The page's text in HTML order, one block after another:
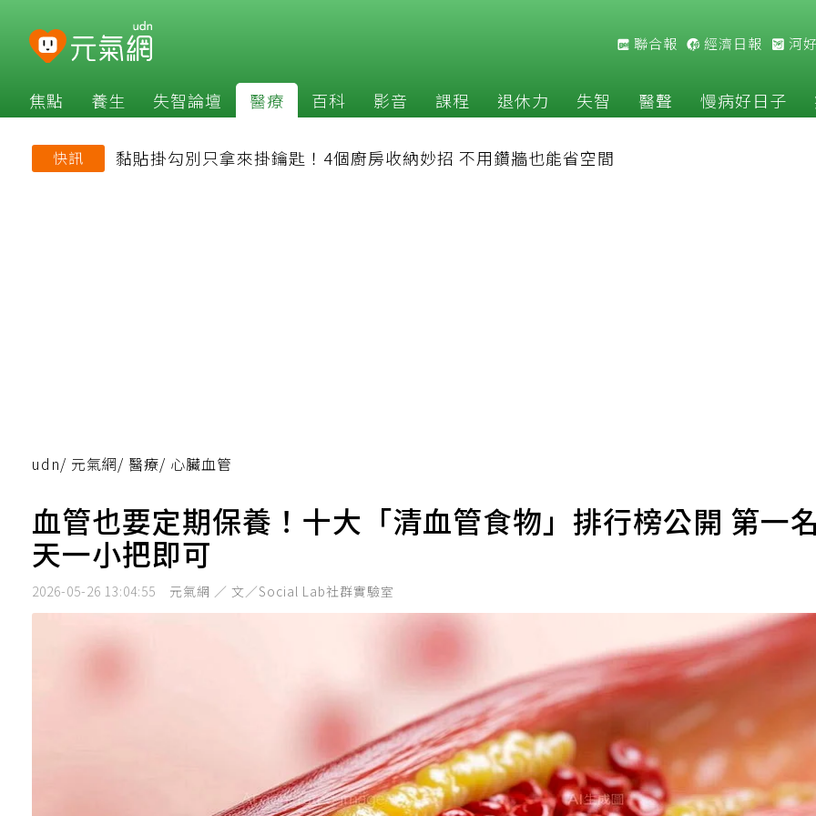
聯合報 經濟日報 河
焦點 養生 失智論壇 醫療 百科 影音 課程 退休力 失智 醫聲 慢病好日子
快訊 黏貼掛勾別只拿來掛鑰匙！4個廚房收納妙招 不用鑽牆也能省空間
udn/ 元氣網/ 醫療/ 心臟血管
血管也要定期保養！十大「清血管食物」排行榜公開 第一
天一小把即可
2026-05-26 13:04:55 元氣網 ／ 文／Social Lab社群實驗室